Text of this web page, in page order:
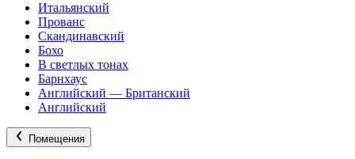
Итальянский
Прованс
Скандинавский
Бохо
В светлых тонах
Барнхаус
Английский — Британский
Английский
Помещения